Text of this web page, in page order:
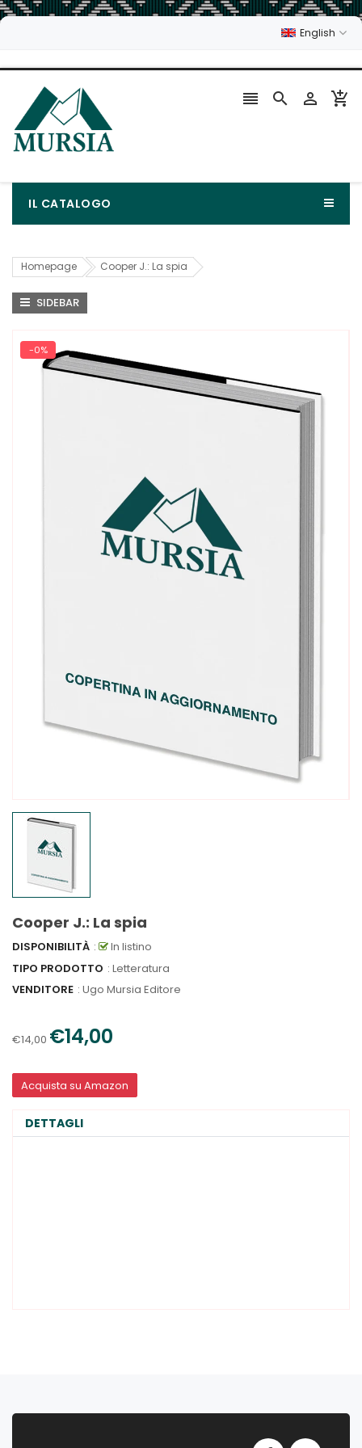
English
   
IL CATALOGO
Homepage Cooper J.: La spia
SIDEBAR
-0%
Cooper J.: La spia
DISPONIBILITÀ :
In listino
TIPO PRODOTTO : Letteratura
VENDITORE : Ugo Mursia Editore
€14,00 €14,00
Acquista su Amazon
DETTAGLI